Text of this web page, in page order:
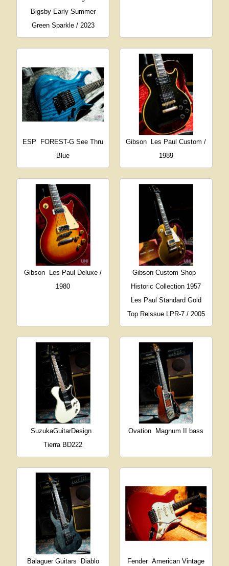
Bigsby Early Summer
Green Sparkle / 2023
ESP
FOREST-G See Thru
Blue
Gibson
Les Paul Custom /
1989
Gibson
Les Paul Deluxe /
1980
Gibson Custom Shop
Historic Collection 1957
Les Paul Standard Gold
Top Reissue LPR-7 / 2005
SuzukaGuitarDesign
Tierra BD222
Ovation Magnum II bass
Balaguer Guitars
Diablo
Fender American Vintage